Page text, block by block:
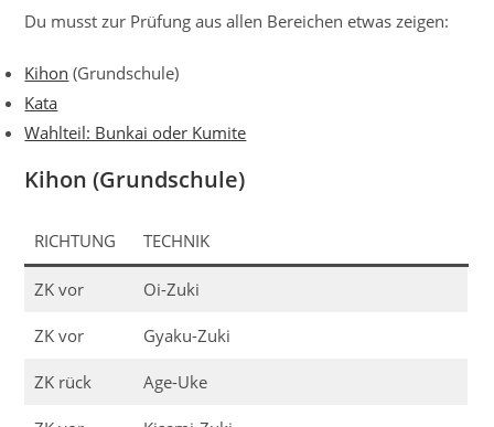
Du musst zur Prüfung aus allen Bereichen etwas zeigen:
Kihon (Grundschule)
Kata
Wahlteil: Bunkai oder Kumite
Kihon (Grundschule)
RICHTUNG TECHNIK
ZK vor Oi-Zuki
ZK vor Gyaku-Zuki
ZK rück Age-Uke